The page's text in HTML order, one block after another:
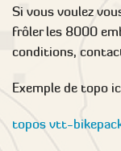
Si vous voulez
frôler les 8000
conditions,
Exemple de topo
topos vtt-